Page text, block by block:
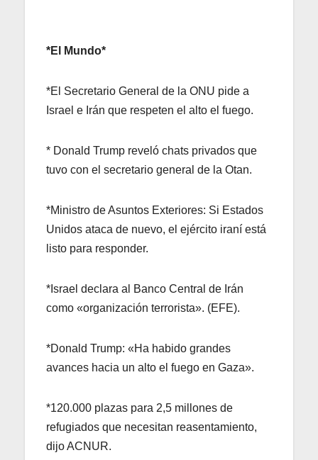
*El Mundo*
*El Secretario General de la ONU pide a
Israel e Irán que respeten el alto el fuego.
* Donald Trump reveló chats privados que
tuvo con el secretario general de la Otan.
*Ministro de Asuntos Exteriores: Si Estados
Unidos ataca de nuevo, el ejército iraní está
listo para responder.
*Israel declara al Banco Central de Irán
como «organización terrorista». (EFE).
*Donald Trump: «Ha habido grandes
avances hacia un alto el fuego en Gaza».
*120.000 plazas para 2,5 millones de
refugiados que necesitan reasentamiento,
dijo ACNUR.